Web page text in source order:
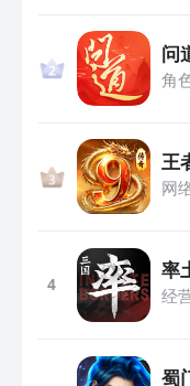
问
角
王
网
4
率
经
蜀